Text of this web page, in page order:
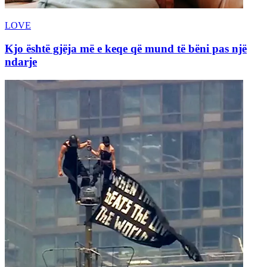
LOVE
Kjo është gjëja më e keqe që mund të bëni pas një
ndarje